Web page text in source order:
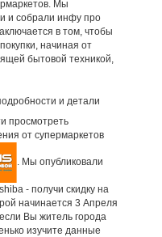
Мы
и собрали инфу про
в том, чтобы
начиная от
бытовой техникой,
и детали
просмотреть
от супермаркетов
. Мы опубликовали
- получи скидку на
начинается 3 Апреля
Вы житель города
изучите данные